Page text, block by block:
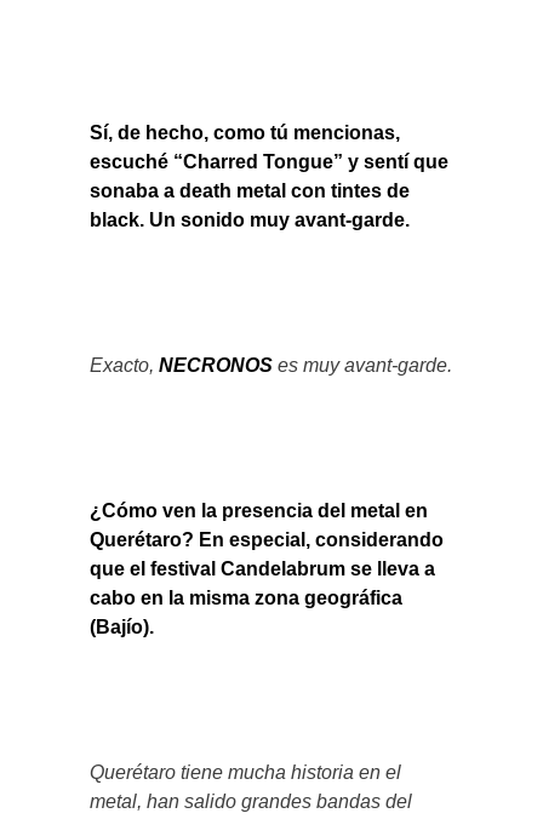
Sí, de hecho, como tú mencionas,
escuché “Charred Tongue” y sentí que
sonaba a death metal con tintes de
black. Un sonido muy avant-garde.
Exacto, NECRONOS es muy avant-garde.
¿Cómo ven la presencia del metal en
Querétaro? En especial, considerando
que el festival Candelabrum se lleva a
cabo en la misma zona geográfica
(Bajío).
Querétaro tiene mucha historia en el
metal, han salido grandes bandas del